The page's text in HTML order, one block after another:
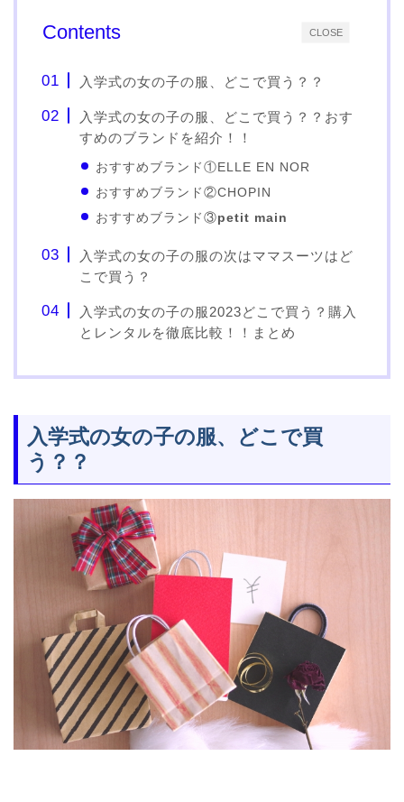
CLOSE
Contents
入学式の女の子の服、どこで買う？？
入学式の女の子の服、どこで買う？？おす
すめのブランドを紹介！！
おすすめブランド①ELLE EN NOR
おすすめブランド②CHOPIN
おすすめブランド③petit main
入学式の女の子の服の次はママスーツはど
こで買う？
入学式の女の子の服2023どこで買う？購入
とレンタルを徹底比較！！まとめ
入学式の女の子の服、どこで買
う？？